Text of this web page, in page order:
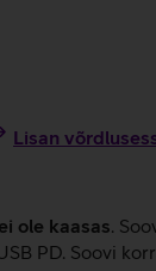
Lisan
ole kaasas.
PD. Soovi